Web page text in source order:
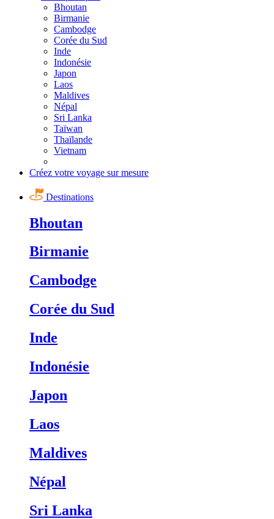
Bhoutan
Birmanie
Cambodge
Corée du Sud
Inde
Indonésie
Japon
Laos
Maldives
Népal
Sri Lanka
Taïwan
Thaïlande
Vietnam
Créez votre voyage sur mesure
Destinations
Bhoutan
Birmanie
Cambodge
Corée du Sud
Inde
Indonésie
Japon
Laos
Maldives
Népal
Sri Lanka